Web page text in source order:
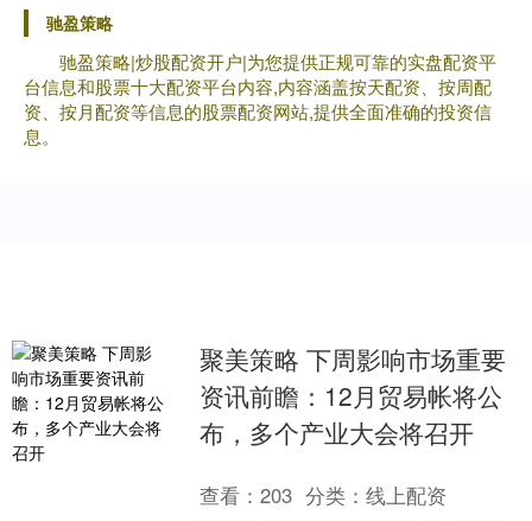
驰盈策略
驰盈策略|炒股配资开户|为您提供正规可靠的实盘配资平
台信息和股票十大配资平台内容,内容涵盖按天配资、按周配
资、按月配资等信息的股票配资网站,提供全面准确的投资信
息。
聚美策略 下周影响市场重要
资讯前瞻：12月贸易帐将公
布，多个产业大会将召开
查看：203 分类：线上配资